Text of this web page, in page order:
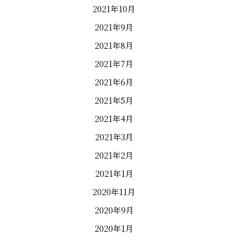
2021年10月
2021年9月
2021年8月
2021年7月
2021年6月
2021年5月
2021年4月
2021年3月
2021年2月
2021年1月
2020年11月
2020年9月
2020年1月